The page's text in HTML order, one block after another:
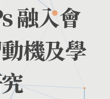
融入會
機及學